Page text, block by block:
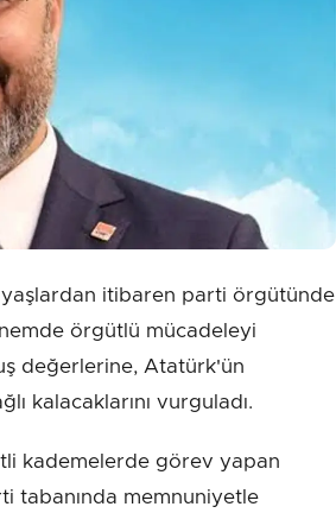
yaşlardan itibaren parti örgütünde
örgütlü mücadeleyi
değerlerine, Atatürk'ün
kalacaklarını vurguladı.
kademelerde görev yapan
tabanında memnuniyetle